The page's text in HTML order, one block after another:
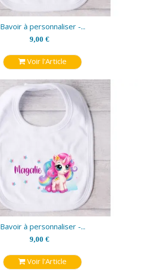
Bavoir à personnaliser -...
9,00 €
Voir l'Article
Bavoir à personnaliser -...
9,00 €
Voir l'Article